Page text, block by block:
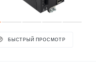
БЫСТРЫЙ ПРОСМОТР